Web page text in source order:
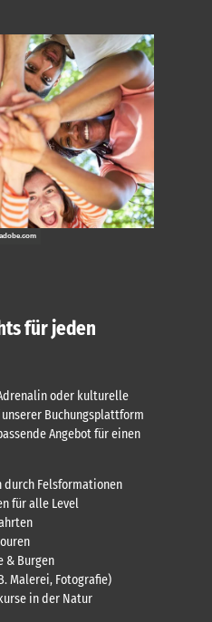
für jeden
oder kulturelle
Buchungsplattform
Angebot für einen
Felsformationen
für alle Level
& Burgen
Malerei, Fotografie)
in der Natur